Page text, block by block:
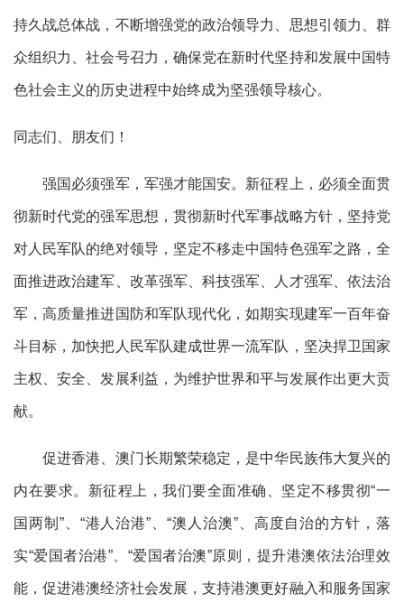
持久战总体战，不断增强党的政治领导力、思想引领力、群
众组织力、社会号召力，确保党在新时代坚持和发展中国特
色社会主义的历史进程中始终成为坚强领导核心。
同志们、朋友们！
强国必须强军，军强才能国安。新征程上，必须全面贯
彻新时代党的强军思想，贯彻新时代军事战略方针，坚持党
对人民军队的绝对领导，坚定不移走中国特色强军之路，全
面推进政治建军、改革强军、科技强军、人才强军、依法治
军，高质量推进国防和军队现代化，如期实现建军一百年奋
斗目标，加快把人民军队建成世界一流军队，坚决捍卫国家
主权、安全、发展利益，为维护世界和平与发展作出更大贡
献。
促进香港、澳门长期繁荣稳定，是中华民族伟大复兴的
内在要求。新征程上，我们要全面准确、坚定不移贯彻“一
国两制”、“港人治港”、“澳人治澳”、高度自治的方针，落
实“爱国者治港”、“爱国者治澳”原则，提升港澳依法治理效
能，促进港澳经济社会发展，支持港澳更好融入和服务国家